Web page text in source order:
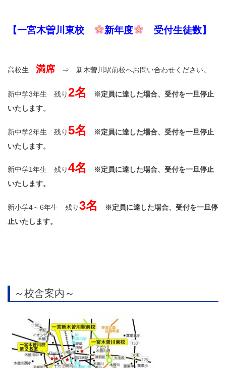
【一宮木曽川東校 新年度 受付生徒数】
高校生 満席 ⇒ 新木曽川駅前校へお問い合わせください。
新中学3年生 残り2名
※定員に達した場合、受付を一旦停止
いたします。
新中学2年生 残り5名
※定員に達した場合、受付を一旦停止
いたします。
新中学1年生 残り4名
※定員に達した場合、受付を一旦停止
いたします。
新小学4～6年生 残り3名
※定員に達した場合、受付を一旦停
止いたします。
～校舎案内～